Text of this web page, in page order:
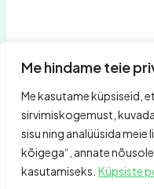
Me hindame teie
Me kasutame küpsiseid,
sirvimiskogemust,
sisu ning analüüsida
kõigega“, annate
kasutamiseks. Küpsiste
Otsing